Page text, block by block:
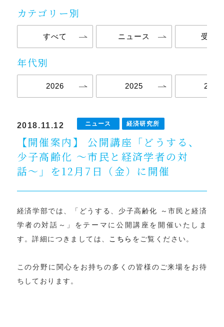
カテゴリー別
すべて ニュース 受験
年代別
2026 2025 2024
2018.11.12 ニュース 経済研究所
【開催案内】 公開講座「どうする、
少子高齢化 〜市民と経済学者の対
話〜」を12月7日（金）に開催
経済学部では、「どうする、少子高齢化 ～市民と経済
学者の対話～」をテーマに公開講座を開催いたしま
す。詳細につきましては、 こちら をご覧ください。
この分野に関心をお持ちの多くの皆様のご来場をお待
ちしております。